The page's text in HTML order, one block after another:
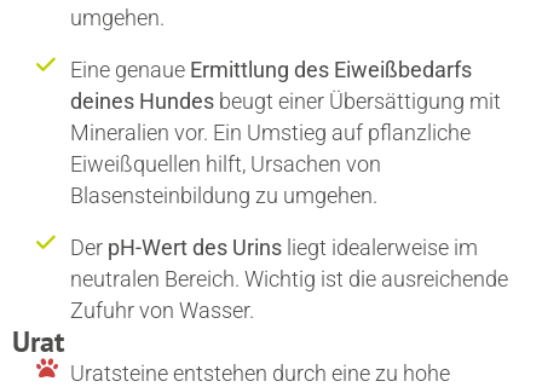
umgehen.
Eine genaue Ermittlung des Eiweißbedarfs
deines Hundesbeugt einer Übersättigung mit
Mineralien vor. Ein Umstieg auf pflanzliche
Eiweißquellen hilft, Ursachen von
Blasensteinbildung zu umgehen.
Der pH-Wert des Urinsliegt idealerweise im
neutralen Bereich. Wichtig ist die ausreichende
Zufuhr von Wasser.
Urat
Uratsteine entstehen durch eine zu hohe